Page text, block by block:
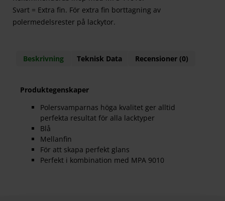
Svart = Extra fin. För extra fin borttagning av
polermedelsrester på lackytor.
Beskrivning Teknisk Data Recensioner (0)
Produktegenskaper
Polersvamparnas höga kvalitet ger alltid
perfekta resultat för alla lacktyper
Blå
Mellanfin
För att skapa perfekt glans
Perfekt i kombination med MPA 9010